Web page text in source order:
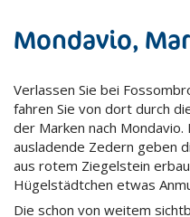
Mondavio,
Verlassen Sie bei
fahren Sie von dort durch
der Marken nach
ausladende Zedern geben
aus rotem Ziegelstein
Hügelstädtchen etwas
Die schon von weitem